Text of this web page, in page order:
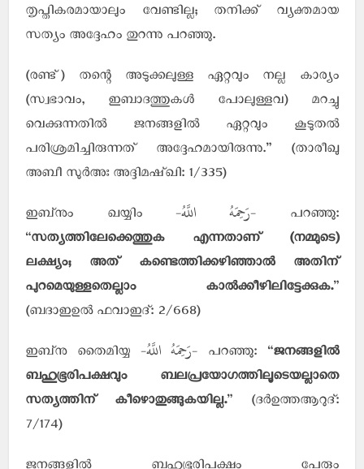
തൃപ്തികരമായാലും വേണ്ടില്ല; തനിക്ക് വ്യക്തമായ
സത്യം അദ്ദേഹം തുറന്നു പറഞ്ഞു.
(രണ്ട്) തന്റെ അടുക്കലുള്ള ഏറ്റവും നല്ല കാര്യം
(സ്വഭാവം, ഇബാദത്തുകള്‍ പോലുള്ളവ) മറച്ചു
വെക്കുന്നതില്‍ ജനങ്ങളില്‍ ഏറ്റവും കൂടുതല്‍
പരിശ്രമിച്ചിരുന്നത് അദ്ദേഹമായിരുന്നു.” (താരീഖു
അബീ സുര്‍അഃ അദ്ദിമഷ്ഖി: 1/335)
ഇബ്‌നും ഖയ്യിം
-رَحِمَهُ اللَّهُ- പറഞ്ഞു:
“സത്യത്തിലേക്കെത്തുക എന്നതാണ് (നമ്മുടെ)
ലക്ഷ്യം; അത് കണ്ടെത്തിക്കഴിഞ്ഞാല്‍ അതിന്
പുറമെയുള്ളതെല്ലാം കാല്‍ക്കീഴിലിട്ടേക്കുക.”
(ബദാഇഉല്‍ ഫവാഇദ്: 2/668)
ഇബ്‌നു തൈമിയ്യ
-رَحِمَهُ اللَّهُ- പറഞ്ഞു: “ജനങ്ങളില്‍
ബഹുഭൂരിപക്ഷവും ബലപ്രയോഗത്തിലൂടെയല്ലാതെ
സത്യത്തിന് കീഴൊതുങ്ങുകയില്ല.” (ദര്‍ഉത്തആറുദ്:
7/174)